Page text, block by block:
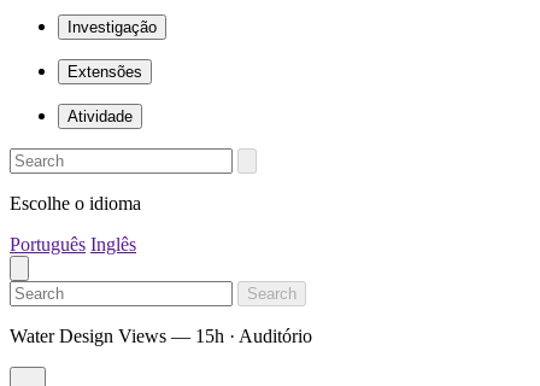
Investigação
Extensões
Atividade
Escolhe o idioma
Português Inglês
Search
Water Design Views — 15h · Auditório